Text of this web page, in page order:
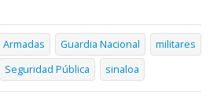
Armadas Guardia Nacional
militares
Seguridad Pública sinaloa